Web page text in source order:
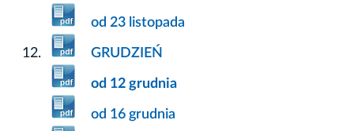
od 23 listopada
GRUDZIEŃ
od 12 grudnia
od 16 grudnia